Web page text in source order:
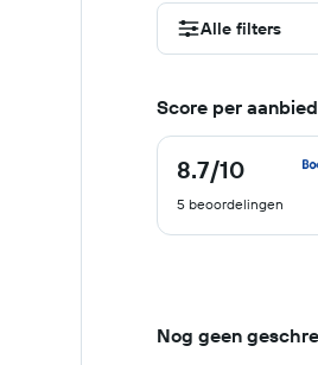
Alle filters
Score per
8.7/10
8.7
10
5 beoordelingen
Nog geen